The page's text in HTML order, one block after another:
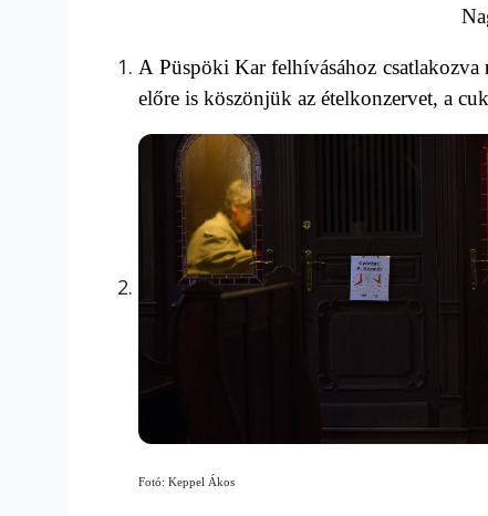
A Püspöki Kar felhívásához csatlakozva
előre is köszönjük az ételkonzervet, a
Fotó: Keppel Ákos